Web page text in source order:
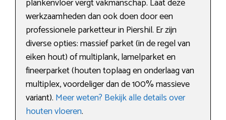
plankenvloer vergt vakmanschap. Laat deze
werkzaamheden dan ook doen door een
professionele parketteur in Piershil. Er zijn
diverse opties: massief parket (in de regel van
eiken hout) of multiplank, lamelparket en
fineerparket (houten toplaag en onderlaag van
multiplex, voordeliger dan de 100% massieve
variant). Meer weten? Bekijk alle details over
houten vloeren.